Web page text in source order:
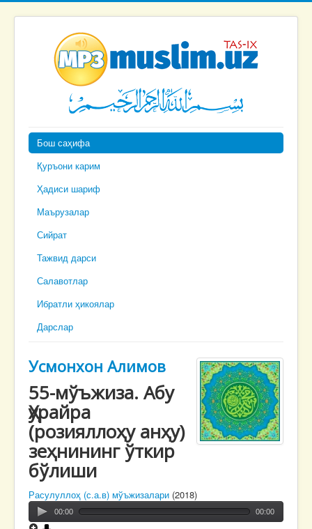
Бош саҳифа
Қуръони карим
Ҳадиси шариф
Маърузалар
Сийрат
Тажвид дарси
Салавотлар
Ибратли ҳикоялар
Дарслар
Усмонхон Алимов
55-мўъжиза. Абу
Ҳурайра
(розияллоҳу анҳу)
зеҳнининг ўткир
бўлиши
Расулуллоҳ (с.а.в) мўъжизалари (2018)
00:00 00:00